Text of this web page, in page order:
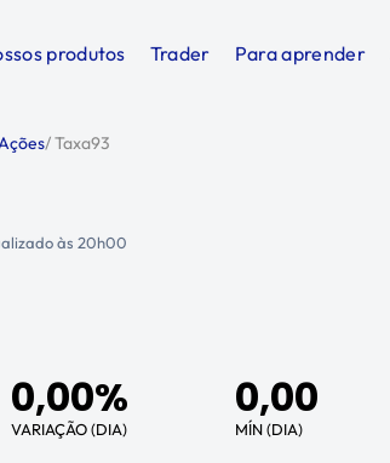
produtos Trader Para aprender
/Taxa93
às 20h00
0,00%
VARIAÇÃO (DIA)
0,00
MÍN (DIA)